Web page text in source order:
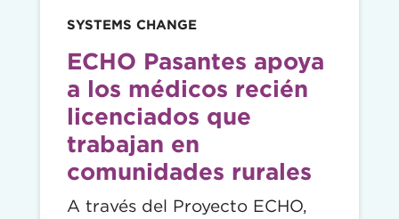
SYSTEMS CHANGE
ECHO Pasantes apoya
a los médicos recién
licenciados que
trabajan en
comunidades rurales
A través del Proyecto ECHO,